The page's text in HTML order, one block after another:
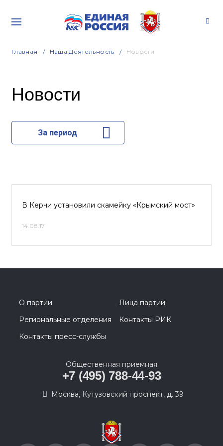
Главная Наша Деятельность Новости
Новости
За период
В Керчи установили скамейку «Крымский мост»
14.08.17
О партии
Лица партии
Региональные отделения
Контакты РИК
Контакты пресс-службы
Общественная приемная
+7 (495) 788-44-93
Москва, Кутузовский проспект, д. 39